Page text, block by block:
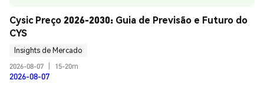
Cysic Preço 2026-2030: Guia de Previsão e Futuro do
CYS
Insights de Mercado
2026-08-07
15-20m
2026-08-07